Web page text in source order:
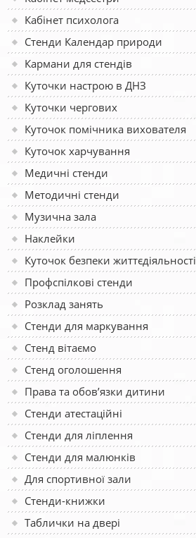
Кабінет психолога
Стенди Календар природи
Кармани для стендів
Куточки настрою в ДНЗ
Куточки чергових
Куточок помічника вихователя
Куточок харчування
Медичні стенди
Методичні стенди
Музична зала
Наклейки
Куточок безпеки життєдіяльності
Профспілкові стенди
Розклад занять
Стенди для маркування
Стенд вітаємо
Стенд оголошення
Права та обов’язки дитини
Стенди атестаційні
Стенди для ліплення
Стенди для малюнків
Для спортивної зали
Стенди-книжки
Таблички на двері